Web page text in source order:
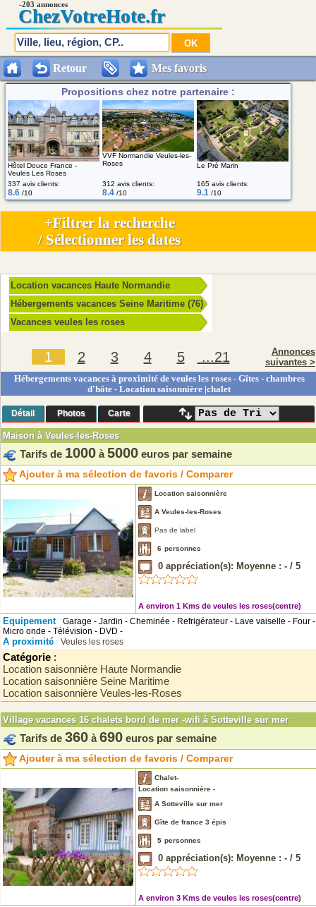
Propositions chez notre partenaire :
Hôtel Douce France -
Veules Les Roses
VVF Normandie Veules-les-
Roses
Le Pré Marin
337 avis clients:
8.6 /10
312 avis clients:
8.4 /10
165 avis clients:
9.1 /10
Retour Mes favoris
-203 annonces
ChezVotreHote.fr
Location vacances Haute Normandie
Hébergements vacances Seine Maritime (76)
Vacances veules les roses
1 2 3 4 5 ...21
Annonces
suivantes >
Hébergements vacances à proximité de veules les roses - Gîtes - chambres
d'hôte - Location saisonnière |chalet
Détail Photos Carte
Maison à Veules-les-Roses
Tarifs de 1000 à 5000 euros par semaine
Ajouter à ma sélection de favoris / Comparer
Location saisonnière
A Veules-les-Roses
Pas de label
6 personnes
0 appréciation(s): Moyenne : - / 5
A environ 1 Kms de veules les roses(centre)
Equipement
Garage - Jardin - Cheminée - Refrigérateur - Lave vaiselle - Four -
Micro onde - Télévision - DVD -
A proximité Veules les roses
Catégorie :
Location saisonnière Haute Normandie
Location saisonnière Seine Maritime
Location saisonnière Veules-les-Roses
Village vacances 16 chalets bord de mer -wifi à Sotteville sur mer
Tarifs de 360 à 690 euros par semaine
Ajouter à ma sélection de favoris / Comparer
Chalet-
Location saisonnière -
A Sotteville sur mer
Gîte de france 3 épis
5 personnes
0 appréciation(s): Moyenne : - / 5
A environ 3 Kms de veules les roses(centre)
+Filtrer la recherche
/ Sélectionner les dates